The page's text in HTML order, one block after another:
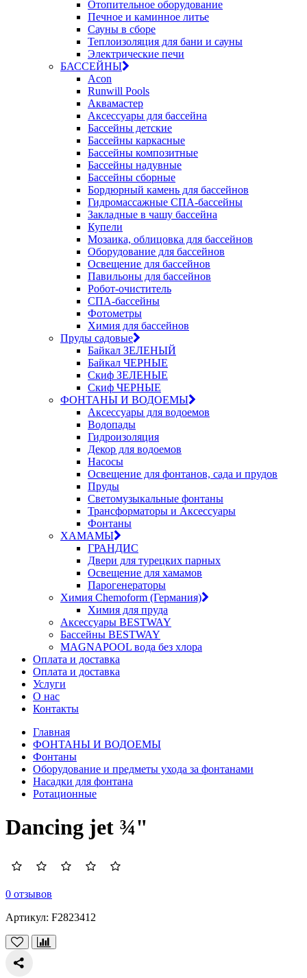
Отопительное оборудование
Печное и каминное литье
Сауны в сборе
Теплоизоляция для бани и сауны
Электрические печи
БАССЕЙНЫ
Acon
Runwill Pools
Аквамастер
Аксессуары для бассейна
Бассейны детские
Бассейны каркасные
Бассейны композитные
Бассейны надувные
Бассейны сборные
Бордюрный камень для бассейнов
Гидромассажные СПА-бассейны
Закладные в чашу бассейна
Купели
Мозаика, облицовка для бассейнов
Оборудование для бассейнов
Освещение для бассейнов
Павильоны для бассейнов
Робот-очиститель
СПА-бассейны
Фотометры
Химия для бассейнов
Пруды садовые
Байкал ЗЕЛЕНЫЙ
Байкал ЧЕРНЫЕ
Скиф ЗЕЛЕНЫЕ
Скиф ЧЕРНЫЕ
ФОНТАНЫ И ВОДОЕМЫ
Аксессуары для водоемов
Водопады
Гидроизоляция
Декор для водоемов
Насосы
Освещение для фонтанов, сада и прудов
Пруды
Светомузыкальные фонтаны
Трансформаторы и Аксессуары
Фонтаны
ХАМАМЫ
ГРАНДИС
Двери для турецких парных
Освещение для хамамов
Парогенераторы
Химия Chemoform (Германия)
Химия для пруда
Аксессуары BESTWAY
Бассейны BESTWAY
MAGNAPOOL вода без хлора
Оплата и доставка
Оплата и доставка
Услуги
О нас
Контакты
Главная
ФОНТАНЫ И ВОДОЕМЫ
Фонтаны
Оборудование и предметы ухода за фонтанами
Насадки для фонтана
Ротационные
Dancing jet ¾"
0 отзывов
Артикул: F2823412